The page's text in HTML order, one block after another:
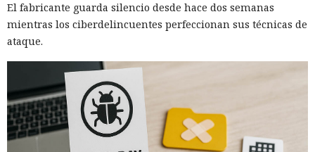
El fabricante guarda silencio desde hace dos semanas
mientras los ciberdelincuentes perfeccionan sus técnicas de
ataque.